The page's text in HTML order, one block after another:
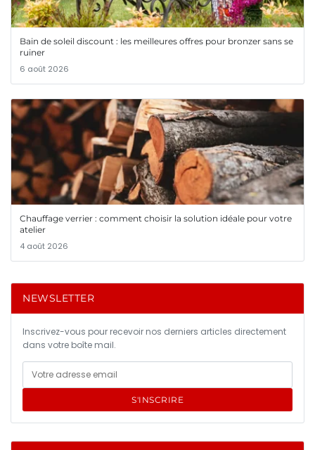
Bain de soleil discount : les meilleures offres pour bronzer sans se
ruiner
6 août 2026
Chauffage verrier : comment choisir la solution idéale pour votre
atelier
4 août 2026
NEWSLETTER
Inscrivez-vous pour recevoir nos derniers articles directement
dans votre boîte mail.
S'INSCRIRE